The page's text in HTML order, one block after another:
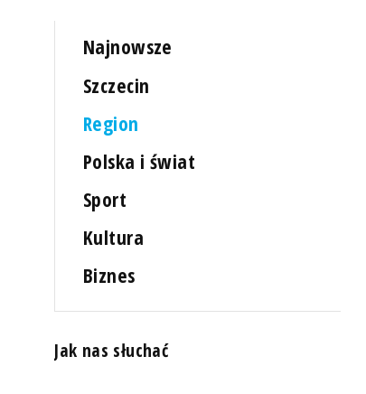
Najnowsze
Szczecin
Region
Polska i świat
Sport
Kultura
Biznes
Jak nas słuchać